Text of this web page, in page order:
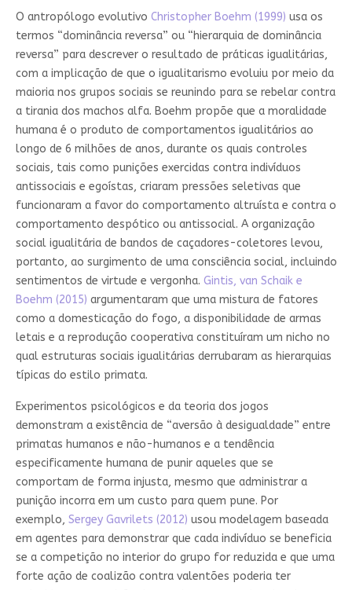
O antropólogo evolutivo Christopher Boehm (1999) usa os
termos “dominância reversa” ou “hierarquia de dominância
reversa” para descrever o resultado de práticas igualitárias,
com a implicação de que o igualitarismo evoluiu por meio da
maioria nos grupos sociais se reunindo para se rebelar contra
a tirania dos machos alfa. Boehm propõe que a moralidade
humana é o produto de comportamentos igualitários ao
longo de 6 milhões de anos, durante os quais controles
sociais, tais como punições exercidas contra indivíduos
antissociais e egoístas, criaram pressões seletivas que
funcionaram a favor do comportamento altruísta e contra o
comportamento despótico ou antissocial. A organização
social igualitária de bandos de caçadores-coletores levou,
portanto, ao surgimento de uma consciência social, incluindo
sentimentos de virtude e vergonha. Gintis, van Schaik e
Boehm (2015) argumentaram que uma mistura de fatores
como a domesticação do fogo, a disponibilidade de armas
letais e a reprodução cooperativa constituíram um nicho no
qual estruturas sociais igualitárias derrubaram as hierarquias
típicas do estilo primata.
Experimentos psicológicos e da teoria dos jogos
demonstram a existência de “aversão à desigualdade” entre
primatas humanos e não-humanos e a tendência
especificamente humana de punir aqueles que se
comportam de forma injusta, mesmo que administrar a
punição incorra em um custo para quem pune. Por
exemplo, Sergey Gavrilets (2012) usou modelagem baseada
em agentes para demonstrar que cada indivíduo se beneficia
se a competição no interior do grupo for reduzida e que uma
forte ação de coalizão contra valentões poderia ter